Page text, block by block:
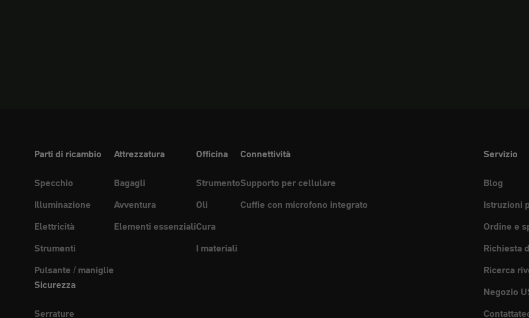
Parti di ricambio
Specchio
Illuminazione
Elettricità
Strumenti
Pulsante / maniglie
Attrezzatura
Bagagli
Avventura
Elementi essenziali
Officina
Strumento
Oli
Cura
I materiali
Connettività
Supporto per cellulare
Cuffie con microfono integrato
Sicurezza
Serrature
Servizio
Blog
Istruzioni
Ordine e
Richiesta
Ricerca
Negozio